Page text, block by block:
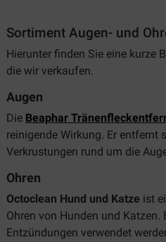
Sortiment Augen- und
Hierunter finden Sie eine kurze
die wir verkaufen.
Augen
Die Beaphar
reinigende Wirkung. Er entfernt
Verkrustungen rund um die
Ohren
Octoclean Hund und Katze ist
Ohren von Hunden und Katzen.
Entzündungen verwendet